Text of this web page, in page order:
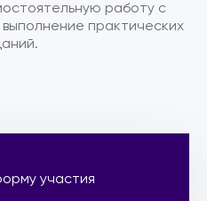
работу с
практических
участия